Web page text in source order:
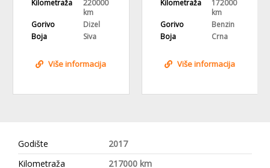
Kilometraža
172000
km
Gorivo
Benzin
Boja
Crna
Više informacija
Kilometraža
221000
km
Gorivo
Dizel
Boja
Crna
Više informacija
Godište
2017
Kilometraža
217000 km